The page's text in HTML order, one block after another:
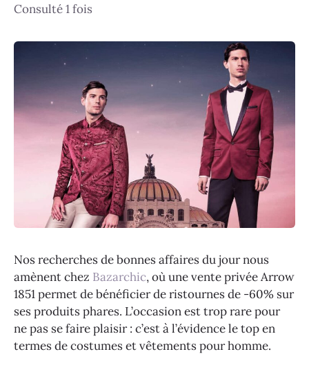
Consulté 1 fois
Nos recherches de bonnes affaires du jour nous
amènent chez Bazarchic, où une vente privée Arrow
1851 permet de bénéficier de ristournes de -60% sur
ses produits phares. L’occasion est trop rare pour
ne pas se faire plaisir : c’est à l’évidence le top en
termes de costumes et vêtements pour homme.